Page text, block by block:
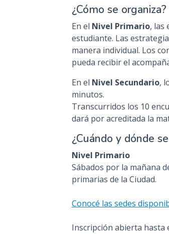
¿Cómo se organiza?
En el Nivel Primario, las
estudiante. Las
manera individual. Los
pueda recibir el
En el Nivel Secundario,
minutos.
Transcurridos los 10
dará por acreditada la
¿Cuándo y dónde
Nivel Primario
Sábados por la mañana
primarias de la Ciudad.
Conocé las sedes
Inscripción abierta hasta